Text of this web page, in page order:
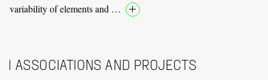
variability of elements and …
ASSOCIATIONS AND PROJECTS